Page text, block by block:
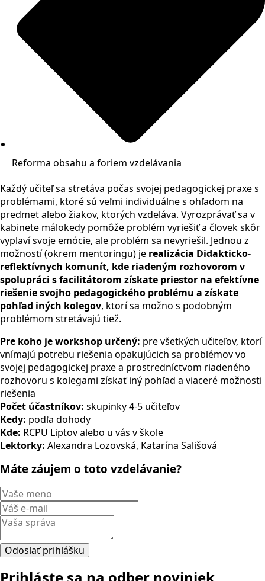
Reforma obsahu a foriem vzdelávania
Každý učiteľ sa stretáva počas svojej pedagogickej praxe s
problémami, ktoré sú veľmi individuálne s ohľadom na
predmet alebo žiakov, ktorých vzdeláva. Vyrozprávať sa v
kabinete málokedy pomôže problém vyriešiť a človek skôr
vyplaví svoje emócie, ale problém sa nevyriešil. Jednou z
možností (okrem mentoringu) je realizácia Didakticko-
reflektívnych komunít, kde riadeným rozhovorom v
spolupráci s facilitátorom získate priestor na efektívne
riešenie svojho pedagogického problému a získate
pohľad iných kolegov, ktorí sa možno s podobným
problémom stretávajú tiež.
Pre koho je workshop určený: pre všetkých učiteľov, ktorí
vnímajú potrebu riešenia opakujúcich sa problémov vo
svojej pedagogickej praxe a prostredníctvom riadeného
rozhovoru s kolegami získať iný pohľad a viaceré možnosti
riešenia
Počet účastníkov: skupinky 4-5 učiteľov
Kedy: podľa dohody
Kde: RCPU Liptov alebo u vás v škole
Lektorky: Alexandra Lozovská, Katarína Sališová
Máte záujem o toto vzdelávanie?
Odoslať prihlášku